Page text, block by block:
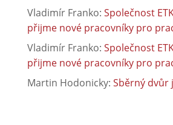
Vladimír Franko: Společnost
přijme nové pracovníky pro
Vladimír Franko: Společnost
přijme nové pracovníky pro
Martin Hodonicky: Sběrný dvůr